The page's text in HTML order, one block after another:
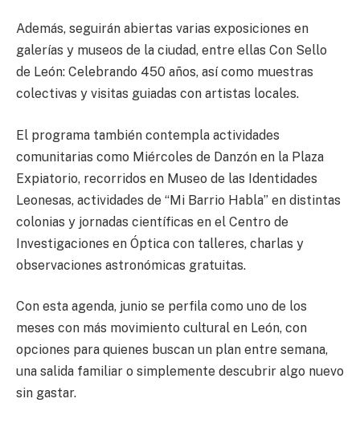
Además, seguirán abiertas varias exposiciones en
galerías y museos de la ciudad, entre ellas Con Sello
de León: Celebrando 450 años, así como muestras
colectivas y visitas guiadas con artistas locales.
El programa también contempla actividades
comunitarias como Miércoles de Danzón en la Plaza
Expiatorio, recorridos en Museo de las Identidades
Leonesas, actividades de “Mi Barrio Habla” en distintas
colonias y jornadas científicas en el Centro de
Investigaciones en Óptica con talleres, charlas y
observaciones astronómicas gratuitas.
Con esta agenda, junio se perfila como uno de los
meses con más movimiento cultural en León, con
opciones para quienes buscan un plan entre semana,
una salida familiar o simplemente descubrir algo nuevo
sin gastar.